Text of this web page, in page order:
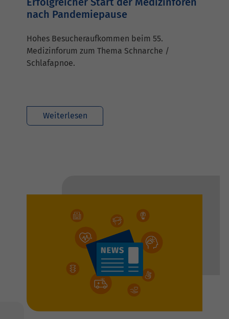
nach Pandemiepause
Hohes Besucheraufkommen beim 55.
Medizinforum zum Thema Schnarche /
Schlafapnoe.
Weiterlesen